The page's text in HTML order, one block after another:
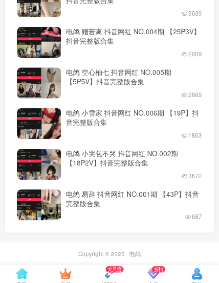
3639
电鸽 赠若离 抖音网红 NO.004期 【25P3V】
抖音完整版合集
2009
电鸽 空心柚七 抖音网红 NO.005期
【5P5V】抖音完整版合集
2669
电鸽 小雪家 抖音网红 NO.006期 【19P】抖
音完整版合集
1863
电鸽 小哭包不哭 抖音网红 NO.002期
【18P2V】抖音完整版合集
3672
电鸽 易辞 抖音网红 NO.001期 【43P】抖音
完整版合集
687
Copyright © 2025 · 电鸽
大尺度 折扣